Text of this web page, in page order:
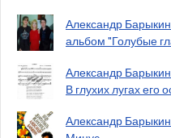
Александр Барыкин
альбом "Голубые
Александр
В глухих лугах его
Александр